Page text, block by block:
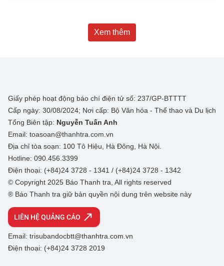
Xem thêm
Giấy phép hoạt động báo chí điện tử số: 237/GP-BTTTT
Cấp ngày: 30/08/2024; Nơi cấp: Bộ Văn hóa - Thể thao và Du lịch
Tổng Biên tập: Nguyễn Tuấn Anh
Email: toasoan@thanhtra.com.vn
Địa chỉ tòa soạn: 100 Tô Hiệu, Hà Đông, Hà Nội.
Hotline: 090.456.3399
Điện thoại: (+84)24 3728 - 1341 / (+84)24 3728 - 1342
© Copyright 2025 Báo Thanh tra, All rights reserved
® Báo Thanh tra giữ bản quyền nội dung trên website này
LIÊN HỆ QUẢNG CÁO
Email: trisubandocbtt@thanhtra.com.vn
Điện thoại: (+84)24 3728 2019